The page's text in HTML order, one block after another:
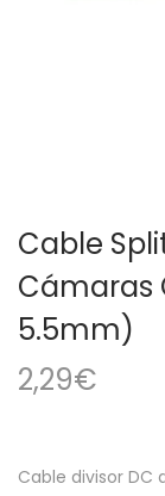
Cable
Cámaras
5.5mm)
2,29€
Cable divisor DC